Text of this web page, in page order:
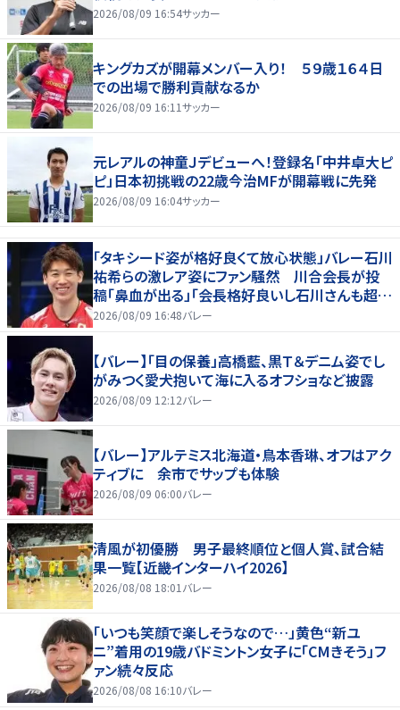
2026/08/09 16:54サッカー
キングカズが開幕メンバー入り！ ５９歳１６４日
での出場で勝利貢献なるか
2026/08/09 16:11サッカー
元レアルの神童Ｊデビューへ！登録名「中井卓大ピ
ピ」日本初挑戦の22歳今治MFが開幕戦に先発
2026/08/09 16:04サッカー
「タキシード姿が格好良くて放心状態」バレー石川
祐希らの激レア姿にファン騒然 川合会長が投
稿「鼻血が出る」「会長格好良いし石川さんも超格
好いい」
2026/08/09 16:48バレー
【バレー】「目の保養」高橋藍、黒Ｔ＆デニム姿でし
がみつく愛犬抱いて海に入るオフショなど披露
2026/08/09 12:12バレー
【バレー】アルテミス北海道・鳥本香琳、オフはアク
ティブに 余市でサップも体験
2026/08/09 06:00バレー
清風が初優勝 男子最終順位と個人賞、試合結
果一覧【近畿インターハイ2026】
2026/08/08 18:01 バレー
「いつも笑顔で楽しそうなので…」黄色“新ユ
ニ”着用の19歳バドミントン女子に「CMきそう」フ
ァン続々反応
2026/08/08 16:10バレー